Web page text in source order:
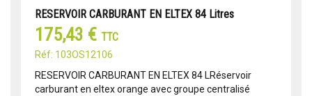
RESERVOIR CARBURANT EN ELTEX 84 Litres
175,43 € TTC
Réf: 103OS12106
RESERVOIR CARBURANT EN ELTEX 84 LRéservoir
carburant en eltex orange avec groupe centralisé